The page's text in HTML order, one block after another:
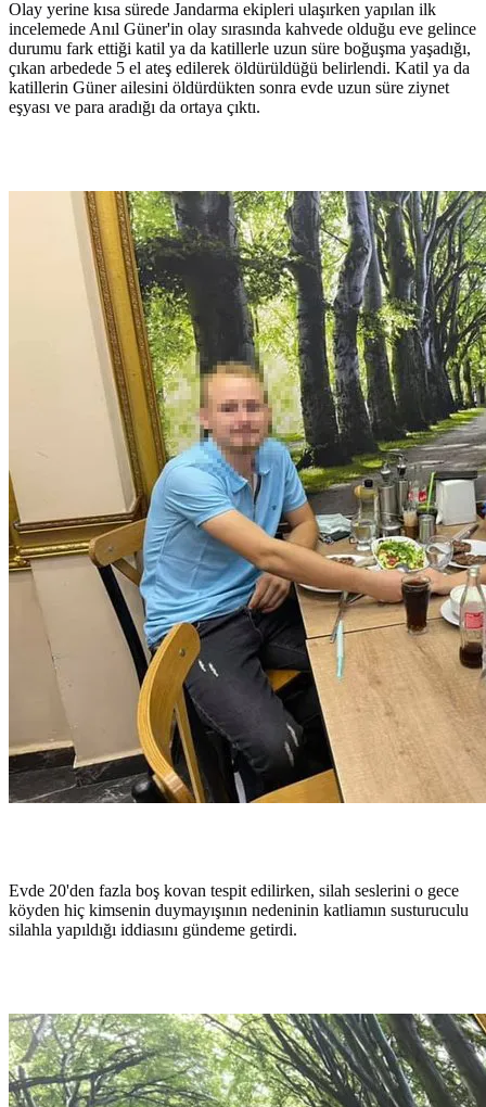
Olay yerine kısa sürede Jandarma ekipleri ulaşırken yapılan ilk
incelemede Anıl Güner'in olay sırasında kahvede olduğu eve gelince
durumu fark ettiği katil ya da katillerle uzun süre boğuşma yaşadığı,
çıkan arbedede 5 el ateş edilerek öldürüldüğü belirlendi. Katil ya da
katillerin Güner ailesini öldürdükten sonra evde uzun süre ziynet
eşyası ve para aradığı da ortaya çıktı.
Evde 20'den fazla boş kovan tespit edilirken, silah seslerini o gece
köyden hiç kimsenin duymayışının nedeninin katliamın susturuculu
silahla yapıldığı iddiasını gündeme getirdi.